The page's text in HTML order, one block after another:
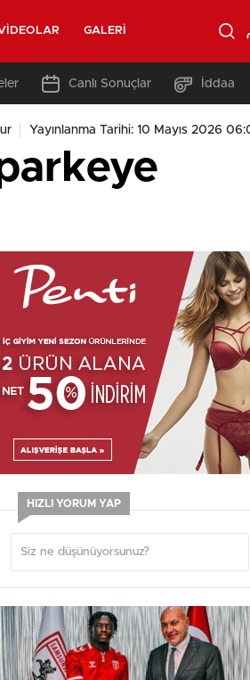
GALERI
Canlı Sonuçlar İddaa
Yayınlanma Tarihi: 10 Mayıs 2026
HIZLI YORUM YAP